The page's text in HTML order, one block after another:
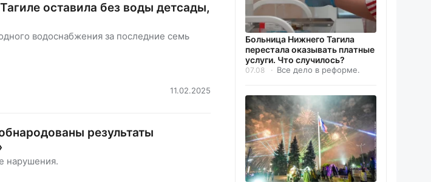
оставила без воды детсады,
водоснабжения за последние семь
11.02.2025
результаты
нарушения.
Больница Нижнего Тагила
перестала оказывать платные
услуги. Что случилось?
07.08 Все дело в реформе.